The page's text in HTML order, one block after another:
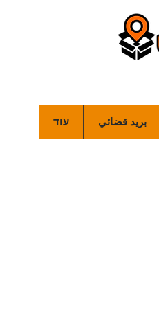
بريد قضائي עוד